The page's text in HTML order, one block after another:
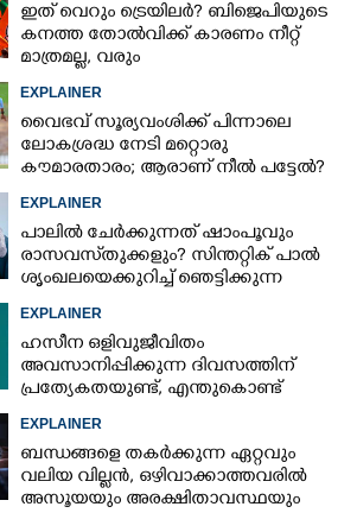
ഇത് വെറും ട്രെയിലർ? ബിജെപിയുടെ
കനത്ത തോൽവിക്ക് കാരണം നീറ്റ്
മാത്രമല്ല, വരും
ബാധിച്ചേക്കാം
EXPLAINER
വൈഭവ് സൂര്യവംശിക്ക് പിന്നാലെ
ലോകശ്രദ്ധ നേടി മറ്റൊരു
കൗമാരതാരം; ആരാണ് നീൽ പട്ടേൽ?
EXPLAINER
പാലിൽ ചേർക്കുന്നത് ഷാംപൂവും
രാസവസ്‌തുക്കളും? സിന്തറ്റിക് പാൽ
ശൃംഖലയെക്കുറിച്ച് ഞെട്ടിക്കുന്ന
EXPLAINER
ഹസീന ഒളിവുജീവിതം
അവസാനിപ്പിക്കുന്ന ദിവസത്തിന്
പ്രത്യേകതയുണ്ട്, എന്തുകൊണ്ട്
EXPLAINER
ബന്ധങ്ങളെ തകർക്കുന്ന ഏറ്റവും
വലിയ വില്ലൻ, ഒഴിവാക്കാത്തവരിൽ
അസൂയയും അരക്ഷിതാവസ്ഥയും
×
Share this link